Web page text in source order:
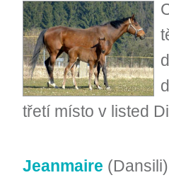
třetí místo v listed
Jeanmaire